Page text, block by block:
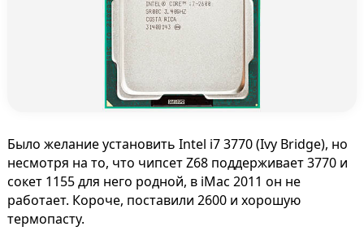
Было желание установить Intel i7 3770 (Ivy Вridge), но
несмотря на то, что чипсет Z68 поддерживает 3770 и
сокет 1155 для него родной, в iMac 2011 он не
работает. Короче, поставили 2600 и хорошую
термопасту.